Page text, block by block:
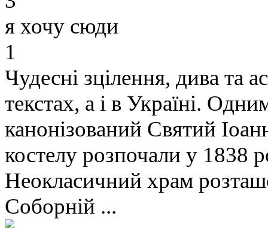
я хочу сюди
1
Чудесні зцілення, дива та
текстах, а і в Україні.
канонізований Святий
костелу розпочали у 1838
Неокласичний храм
Соборній ...